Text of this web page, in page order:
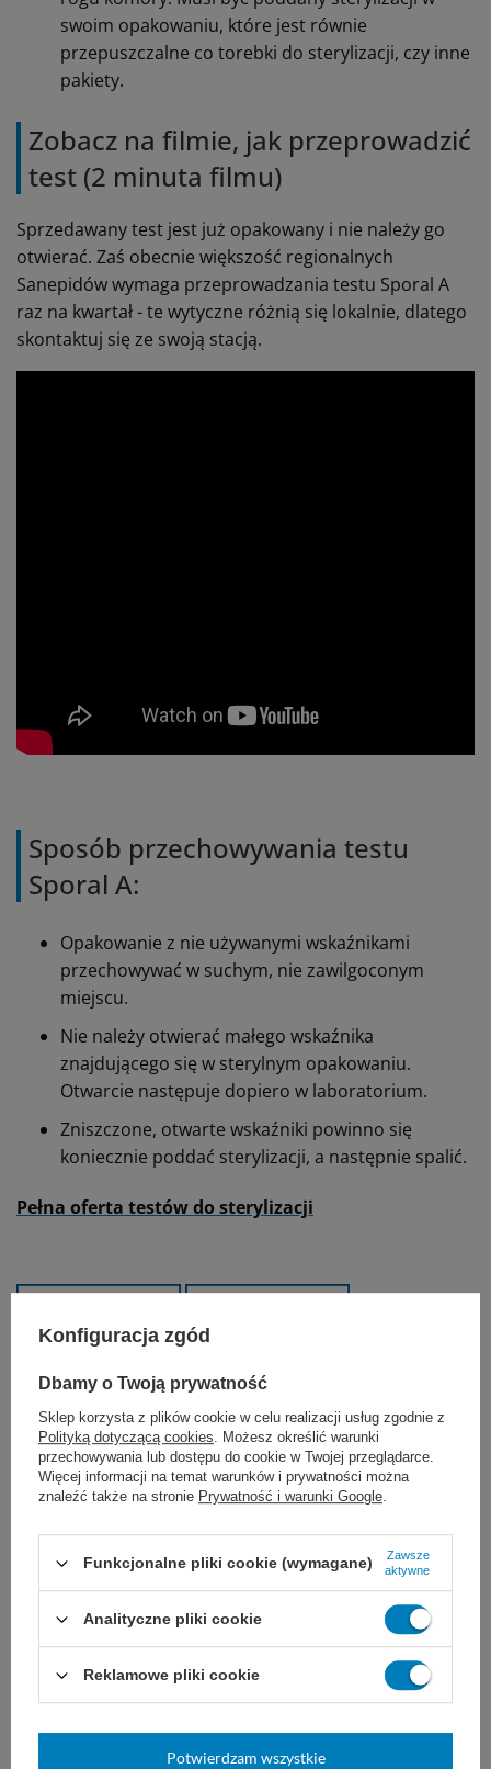
swoim opakowaniu, które jest równie
przepuszczalne co torebki do sterylizacji, czy inne
pakiety.
Zobacz na filmie, jak przeprowadzić
test (2 minuta filmu)
Sprzedawany test jest już opakowany i nie należy go
otwierać. Zaś obecnie większość regionalnych
Sanepidów wymaga przeprowadzania testu Sporal A
raz na kwartał - te wytyczne różnią się lokalnie, dlatego
skontaktuj się ze swoją stacją.
Sposób przechowywania testu
Sporal A:
Opakowanie z nie używanymi wskaźnikami
przechowywać w suchym, nie zawilgoconym
miejscu.
Nie należy otwierać małego wskaźnika
znajdującego się w sterylnym opakowaniu.
Otwarcie następuje dopiero w laboratorium.
Zniszczone, otwarte wskaźniki powinno się
koniecznie poddać sterylizacji, a następnie spalić.
Pełna oferta testów do sterylizacji
Konfiguracja zgód
Dbamy o Twoją prywatność
Sklep korzysta z plików cookie w celu realizacji usług zgodnie z
Polityką dotyczącą cookies. Możesz określić warunki
przechowywania lub dostępu do cookie w Twojej przeglądarce.
Więcej informacji na temat warunków i prywatności można
znaleźć także na stronie Prywatność i warunki Google.
Funkcjonalne pliki cookie (wymagane)
Zawsze
aktywne
Analityczne pliki cookie
Reklamowe pliki cookie
Potwierdzam wszystkie